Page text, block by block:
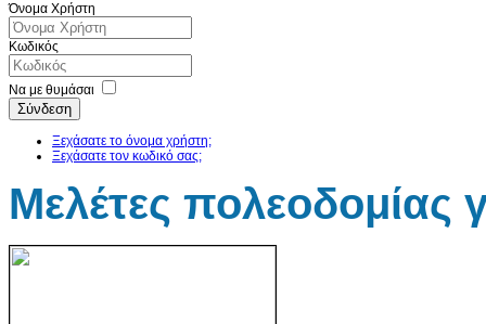
Όνομα Χρήστη
Κωδικός
Να με θυμάσαι
Σύνδεση
Ξεχάσατε το όνομα χρήστη;
Ξεχάσατε τον κωδικό σας;
Μελέτες πολεοδομίας